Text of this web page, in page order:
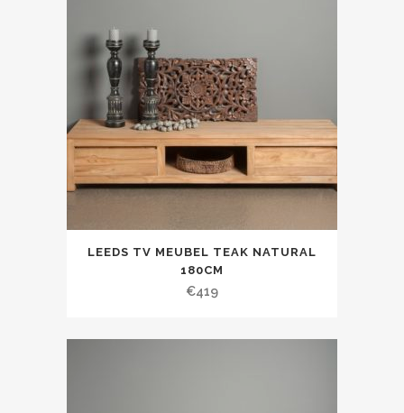
LEEDS TV MEUBEL TEAK NATURAL
180CM
€419